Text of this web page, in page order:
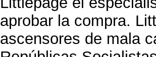
aprobar la compra.
ascensores de mala